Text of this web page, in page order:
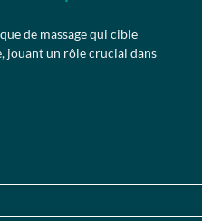
de massage qui cible
jouant un rôle crucial dans